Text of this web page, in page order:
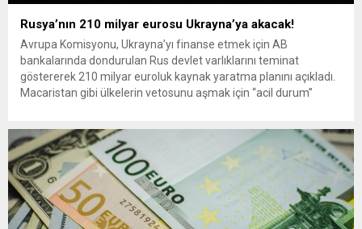
Rusya’nın 210 milyar eurosu Ukrayna’ya akacak!
Avrupa Komisyonu, Ukrayna’yı finanse etmek için AB
bankalarında dondurulan Rus devlet varlıklarını teminat
göstererek 210 milyar euroluk kaynak yaratma planını açıkladı.
Macaristan gibi ülkelerin vetosunu aşmak için “acil durum”
devam ederken, Avrupa Birliği (AB) mali...